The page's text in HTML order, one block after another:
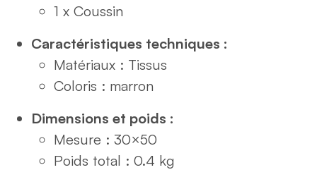
1 x Coussin
Caractéristiques techniques :
Matériaux : Tissus
Coloris : marron
Dimensions et poids :
Mesure : 30×50
Poids total : 0.4 kg